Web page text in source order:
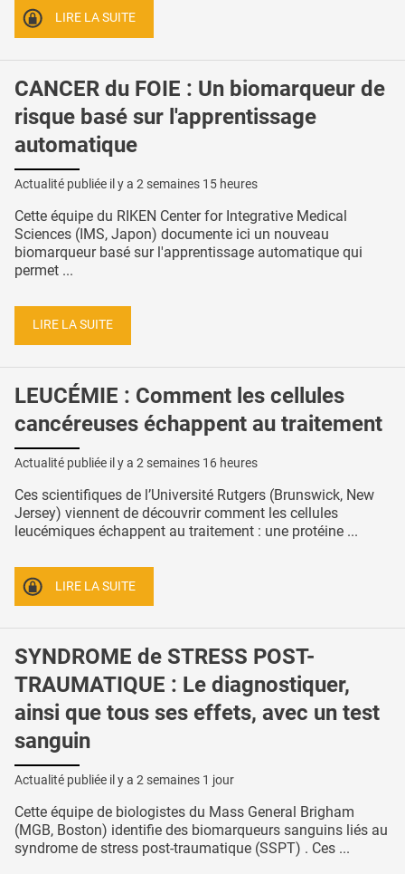
LIRE LA SUITE
CANCER du FOIE : Un biomarqueur de
risque basé sur l'apprentissage
automatique
Actualité publiée il y a 2 semaines 15 heures
Cette équipe du RIKEN Center for Integrative Medical
Sciences (IMS, Japon) documente ici un nouveau
biomarqueur basé sur l'apprentissage automatique qui
permet ...
LIRE LA SUITE
LEUCÉMIE : Comment les cellules
cancéreuses échappent au traitement
Actualité publiée il y a 2 semaines 16 heures
Ces scientifiques de l’Université Rutgers (Brunswick, New
Jersey) viennent de découvrir comment les cellules
leucémiques échappent au traitement : une protéine ...
LIRE LA SUITE
SYNDROME de STRESS POST-
TRAUMATIQUE : Le diagnostiquer,
ainsi que tous ses effets, avec un test
sanguin
Actualité publiée il y a 2 semaines 1 jour
Cette équipe de biologistes du Mass General Brigham
(MGB, Boston) identifie des biomarqueurs sanguins liés au
syndrome de stress post-traumatique (SSPT) . Ces ...